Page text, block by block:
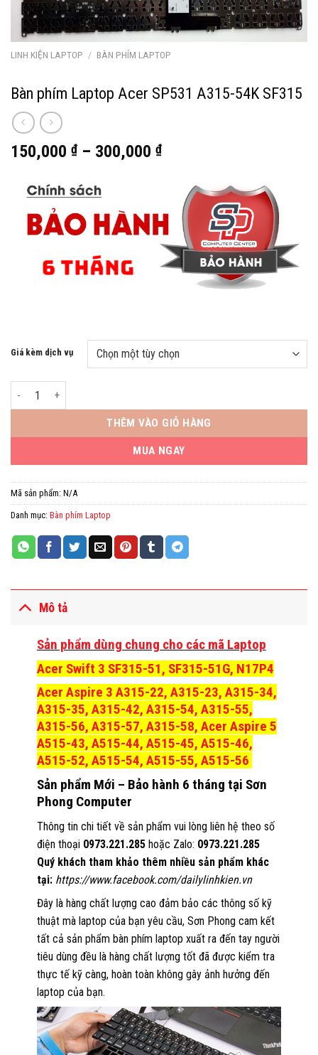
LINH KIỆN LAPTOP / BÀN PHÍM LAPTOP
Bàn phím Laptop Acer SP531 A315-54K SF315
150,000 ₫– 300,000 ₫
Giá kèm dịch vụ
Bàn phím Laptop Acer SP531 A315-54K SF315 số lượng
THÊM VÀO GIỎ HÀNG
MUA NGAY
Mã sản phẩm: N/A
Danh mục: Bàn phím Laptop
Mô tả
Sản phẩm dùng chung cho các mã Laptop
Acer Swift 3 SF315-51, SF315-51G, N17P4
Acer Aspire 3 A315-22, A315-23, A315-34,
A315-35, A315-42, A315-54, A315-55,
A315-56, A315-57, A315-58, Acer Aspire 5
A515-43, A515-44, A515-45, A515-46,
A515-52, A515-54, A515-55, A515-56
Sản phẩm Mới – Bảo hành 6 tháng tại Sơn
Phong Computer
Thông tin chi tiết về sản phẩm vui lòng liên hệ theo số
điện thoại 0973.221.285hoặc Zalo: 0973.221.285
Quý khách tham khảo thêm nhiều sản phẩm khác
tại: https://www.facebook.com/dailylinhkien.vn
Đây là hàng chất lượng cao đảm bảo các thông số kỹ
thuật mà laptop của bạn yêu cầu, Sơn Phong cam kết
tất cả sản phẩm bàn phím laptop xuất ra đến tay người
tiêu dùng đều là hàng chất lượng tốt đã được kiểm tra
thực tế kỹ càng, hoàn toàn không gây ảnh hưởng đến
laptop của bạn.